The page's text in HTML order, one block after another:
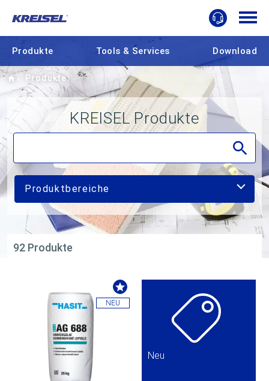
Produkte Tools & Services Download
Home
Produkte
KREISEL Produkte
Produktbereiche
92 Produkte
NEU
Neu